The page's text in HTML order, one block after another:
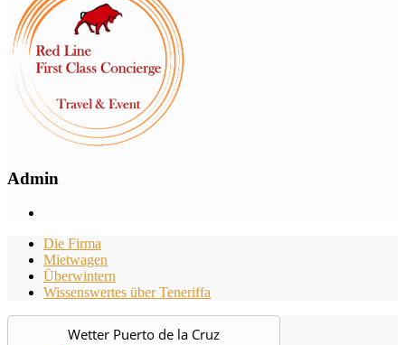
Admin
Die Firma
Mietwagen
Überwintern
Wissenswertes über Teneriffa
Wetter Puerto de la Cruz